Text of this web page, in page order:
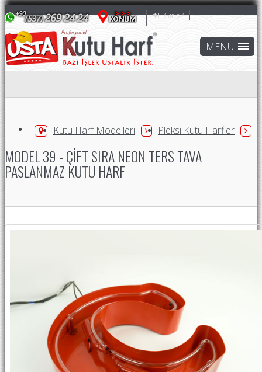
Giriş /
Kutu Harf Modelleri Pleksi Kutu Harfler
MODEL 39 - ÇIFT SIRA NEON TERS TAVA
PASLANMAZ KUTU HARF